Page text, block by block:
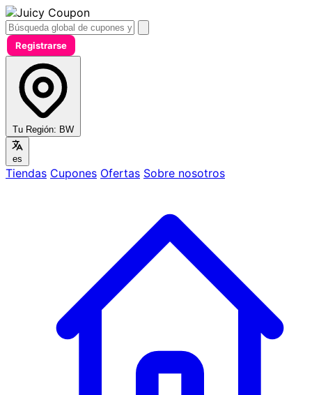
Registrarse
Tu Región: BW
es
Tiendas Cupones Ofertas Sobre nosotros